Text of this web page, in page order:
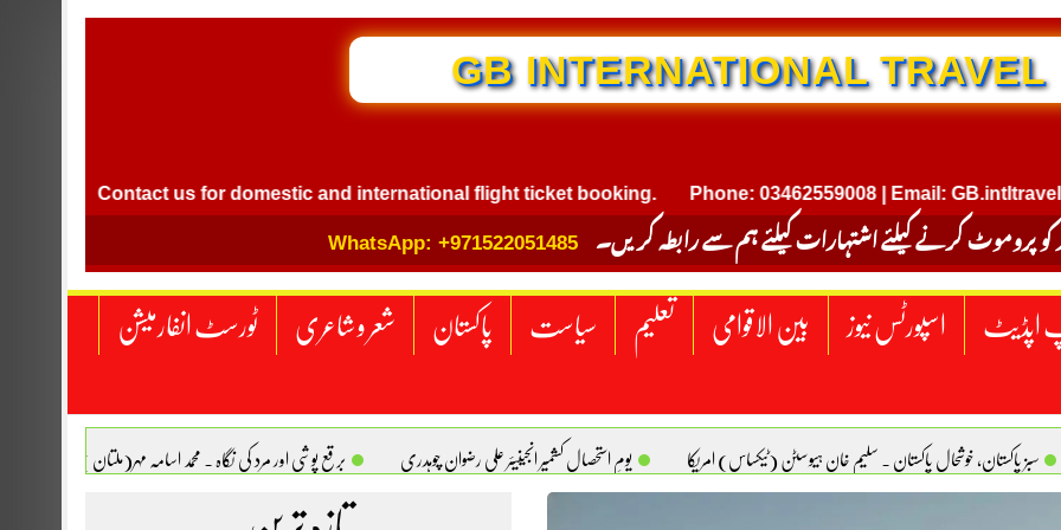
GB INTERNATIONAL TRAVEL
Contact us for domestic and international flight ticket booking. Phone: 03462559008 | Email:
کو پروموٹ کرنے کیلئے اشتہارات کیلئے ہم سے رابطہ کریں۔ WhatsApp: +971522051485
اپڈیٹ اسپورٹس نیوز بین الاقوامی تعلیم سیاست پاکستان شعر و شاعری ٹورسٹ انفارمیشن
سبز پاکستان، خوشحال پاکستان . سلیم خان ہیوسٹن (ٹیکساس) امریکا یومِ استحصالِ کشمیر انجینیئر علی رضوان چوہدری برقع پوشی اور مرد کی نگاہ . محمد اسامہ مہر(ملتان )